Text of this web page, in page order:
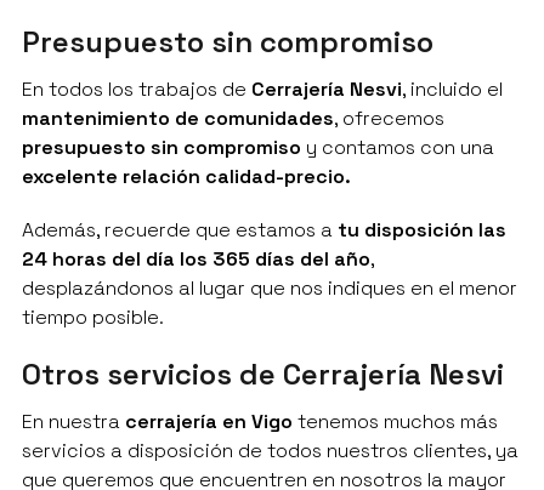
Presupuesto sin compromiso
En todos los trabajos de Cerrajería Nesvi, incluido el
mantenimiento de comunidades, ofrecemos
presupuesto sin compromiso y contamos con una
excelente relación calidad-precio.
Además, recuerde que estamos a tu disposición las
24 horas del día los 365 días del año,
desplazándonos al lugar que nos indiques en el menor
tiempo posible.
Otros servicios de Cerrajería Nesvi
En nuestracerrajería en Vigo tenemos muchos más
servicios a disposición de todos nuestros clientes, ya
que queremos que encuentren en nosotros la mayor